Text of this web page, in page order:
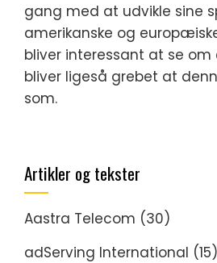
gang med at udvikle sine
amerikanske og
bliver interessant at se
bliver ligeså grebet at
som.
Artikler og tekster
Aastra Telecom (30)
adServing International (15)